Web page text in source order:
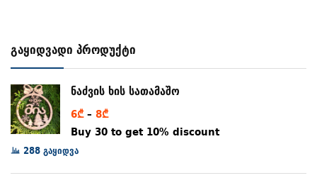
გაყიდვადი პროდუქტი
ნაძვის ხის სათამაშო
6₾ – 8₾Price
range:
Buy 30 to get 10% discount
288 გაყიდვა